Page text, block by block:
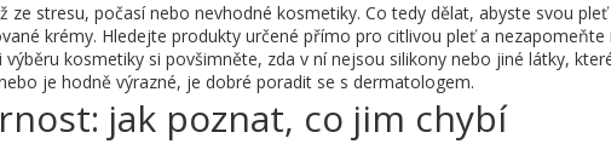
stresu, počasí nebo nevhodné kosmetiky. Co tedy dělat, abyste svou pleť
krémy. Hledejte produkty určené přímo pro citlivou pleť a nezapomeňte
kosmetiky si povšimněte, zda v ní nejsou silikony nebo jiné látky,
je hodně výrazné, je dobré poradit se s dermatologem.
jak poznat, co jim chybí